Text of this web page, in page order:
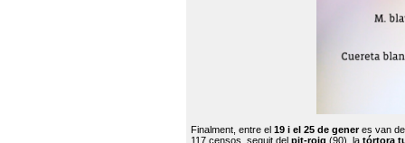
Finalment, entre el 19 i el 25 de generes van
117 censos, seguit del pit-roig (90), la tórtora